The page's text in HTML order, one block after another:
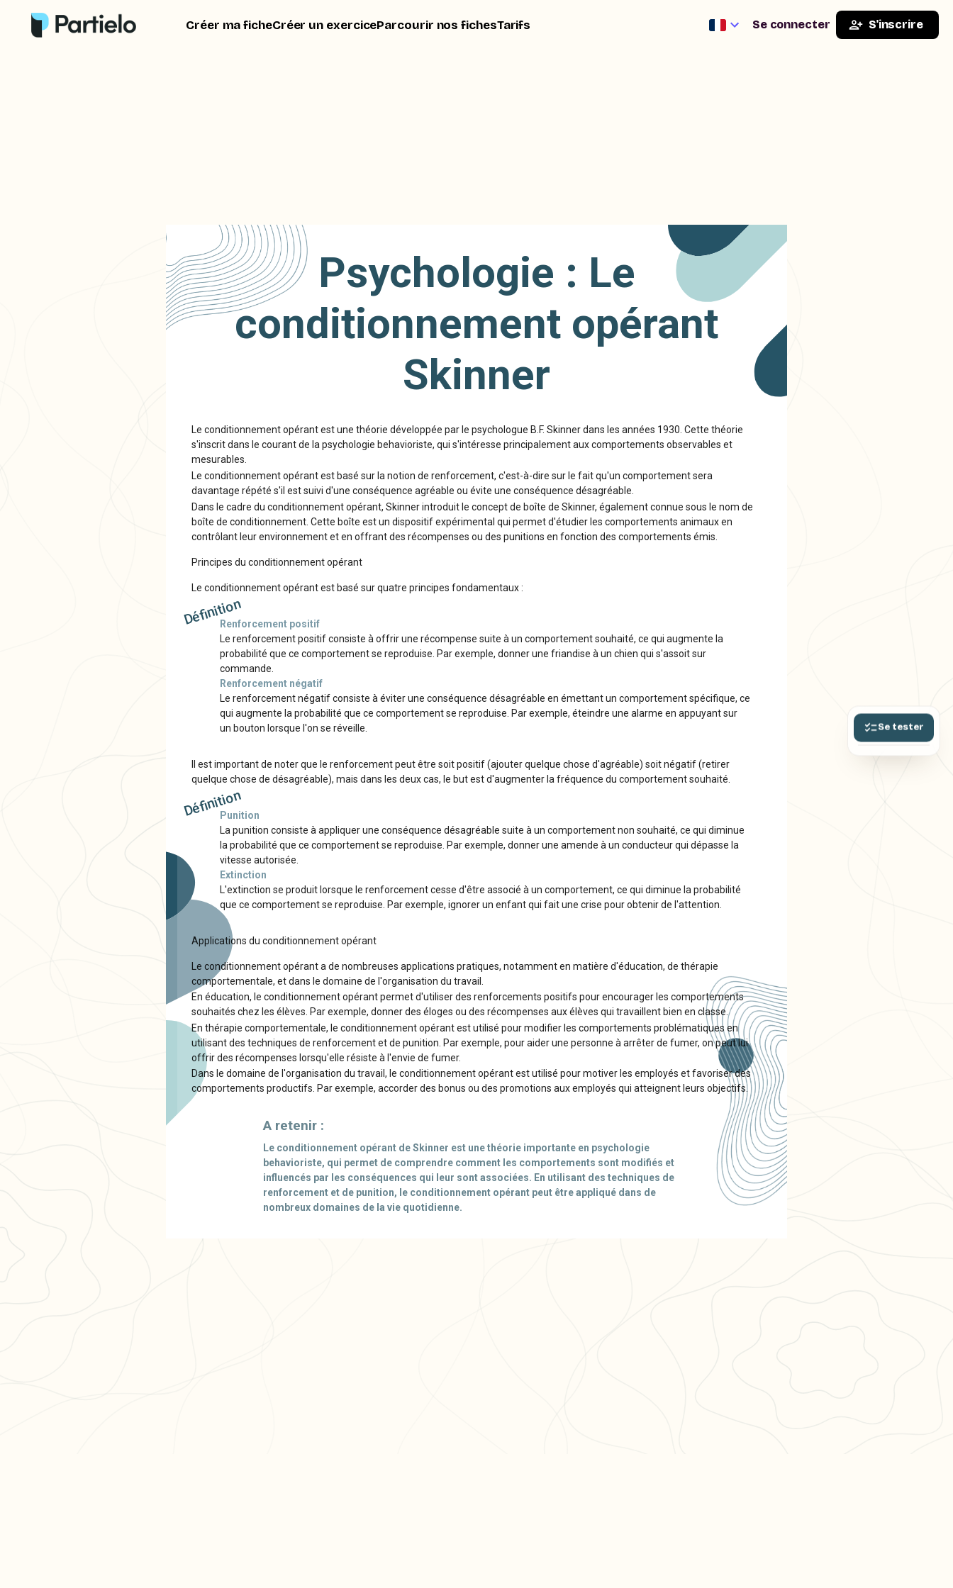
Créer ma ficheCréer un exerciceParcourir nos fichesTarifs Se connecter S'inscrire
Se tester
Psychologie : Le
conditionnement opérant
Skinner
Le conditionnement opérant est une théorie développée par le psychologue B.F. Skinner dans les années 1930. Cette théorie
s'inscrit dans le courant de la psychologie behavioriste, qui s'intéresse principalement aux comportements observables et
mesurables.
Le conditionnement opérant est basé sur la notion de renforcement, c'est-à-dire sur le fait qu'un comportement sera
davantage répété s'il est suivi d'une conséquence agréable ou évite une conséquence désagréable.
Dans le cadre du conditionnement opérant, Skinner introduit le concept de boîte de Skinner, également connue sous le nom de
boîte de conditionnement. Cette boîte est un dispositif expérimental qui permet d'étudier les comportements animaux en
contrôlant leur environnement et en offrant des récompenses ou des punitions en fonction des comportements émis.
Principes du conditionnement opérant
Le conditionnement opérant est basé sur quatre principes fondamentaux :
DéfinitionRenforcement positif
Le renforcement positif consiste à offrir une récompense suite à un comportement souhaité, ce qui augmente la
probabilité que ce comportement se reproduise. Par exemple, donner une friandise à un chien qui s'assoit sur
commande.
Renforcement négatif
Le renforcement négatif consiste à éviter une conséquence désagréable en émettant un comportement spécifique, ce
qui augmente la probabilité que ce comportement se reproduise. Par exemple, éteindre une alarme en appuyant sur
un bouton lorsque l'on se réveille.
Il est important de noter que le renforcement peut être soit positif (ajouter quelque chose d'agréable) soit négatif (retirer
quelque chose de désagréable), mais dans les deux cas, le but est d'augmenter la fréquence du comportement souhaité.
Définition
Punition
La punition consiste à appliquer une conséquence désagréable suite à un comportement non souhaité, ce qui diminue
la probabilité que ce comportement se reproduise. Par exemple, donner une amende à un conducteur qui dépasse la
vitesse autorisée.
Extinction
L'extinction se produit lorsque le renforcement cesse d'être associé à un comportement, ce qui diminue la probabilité
que ce comportement se reproduise. Par exemple, ignorer un enfant qui fait une crise pour obtenir de l'attention.
Applications du conditionnement opérant
Le conditionnement opérant a de nombreuses applications pratiques, notamment en matière d'éducation, de thérapie
comportementale, et dans le domaine de l'organisation du travail.
En éducation, le conditionnement opérant permet d'utiliser des renforcements positifs pour encourager les comportements
souhaités chez les élèves. Par exemple, donner des éloges ou des récompenses aux élèves qui travaillent bien en classe.
En thérapie comportementale, le conditionnement opérant est utilisé pour modifier les comportements problématiques en
utilisant des techniques de renforcement et de punition. Par exemple, pour aider une personne à arrêter de fumer, on peut lui
offrir des récompenses lorsqu'elle résiste à l'envie de fumer.
Dans le domaine de l'organisation du travail, le conditionnement opérant est utilisé pour motiver les employés et favoriser des
comportements productifs. Par exemple, accorder des bonus ou des promotions aux employés qui atteignent leurs objectifs.
A retenir :
Le conditionnement opérant de Skinner est une théorie importante en psychologie
behavioriste, qui permet de comprendre comment les comportements sont modifiés et
influencés par les conséquences qui leur sont associées. En utilisant des techniques de
renforcement et de punition, le conditionnement opérant peut être appliqué dans de
nombreux domaines de la vie quotidienne.